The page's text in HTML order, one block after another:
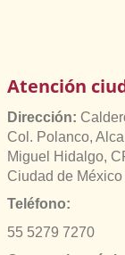
Atención
Dirección:
Col. Polanco,
Miguel Hidalgo,
Ciudad de México
Teléfono:
55 5279 7270